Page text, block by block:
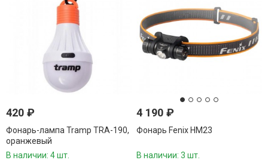
420 ₽
Фонарь-лампа Tramp TRA-190,
оранжевый
В наличии: 4 шт.
4 190₽
Фонарь Fenix HM23
В наличии: 3 шт.